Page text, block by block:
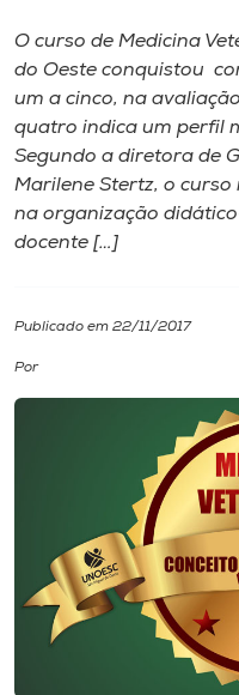
Internacionalização
I.nova
Diplomados
Rádio
O curso de Medicina
do Oeste conquistou
um a cinco, na
quatro indica um perfil
Segundo a diretora de
Marilene Stertz, o curso
na organização
docente […]
Publicado em 22/11/2017
Por